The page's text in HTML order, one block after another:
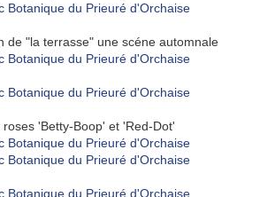
de "la terrasse" une scéne automnale
roses 'Betty-Boop' et 'Red-Dot'